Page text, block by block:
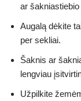
ar šakniastiebio
Augalą dėkite
per sekliai.
Šaknis ar
lengviau
Užpilkite